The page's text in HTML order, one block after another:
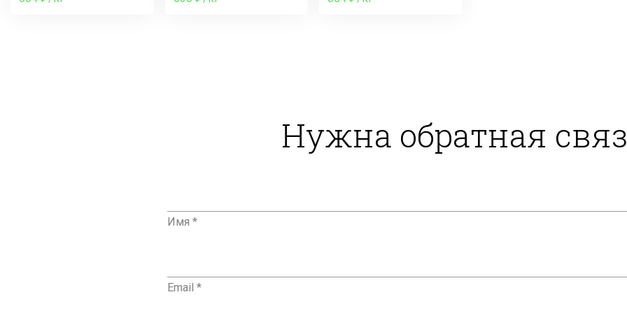
Нужна обратная
Имя *
Email *